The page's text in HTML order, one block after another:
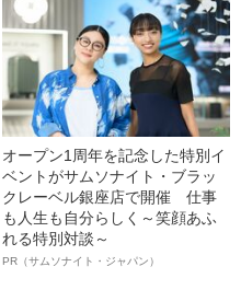
オープン1周年を記念した特別イ
ベントがサムソナイト・ブラッ
クレーベル銀座店で開催 仕事
も人生も自分らしく～笑顔あふ
れる特別対談～
PR（サムソナイト・ジャパン）